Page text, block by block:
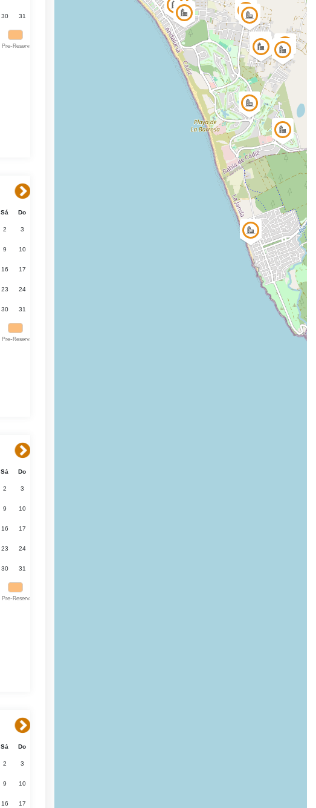
30 31
Pre-Reserva
Sá Do
2 3
9 10
16 17
23 24
30 31
Pre-Reserva
Sá Do
2 3
9 10
16 17
23 24
30 31
Pre-Reserva
Sá Do
2 3
9 10
16 17